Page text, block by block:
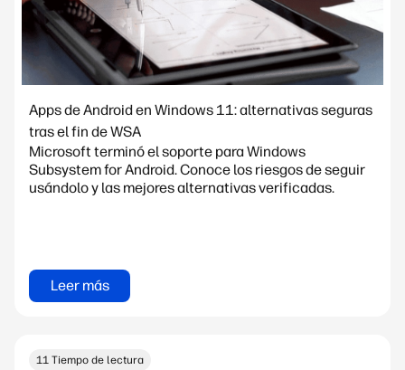
Apps de Android en Windows 11: alternativas seguras
tras el fin de WSA
Microsoft terminó el soporte para Windows
Subsystem for Android. Conoce los riesgos de seguir
usándolo y las mejores alternativas verificadas.
Leer más
11 Tiempo de lectura